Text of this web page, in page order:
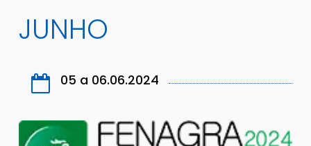
JUNHO
05 a 06.06.2024